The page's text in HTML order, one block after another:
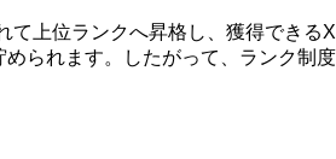
上位ランクへ昇格し、獲得できる
られます。したがって、ランク制